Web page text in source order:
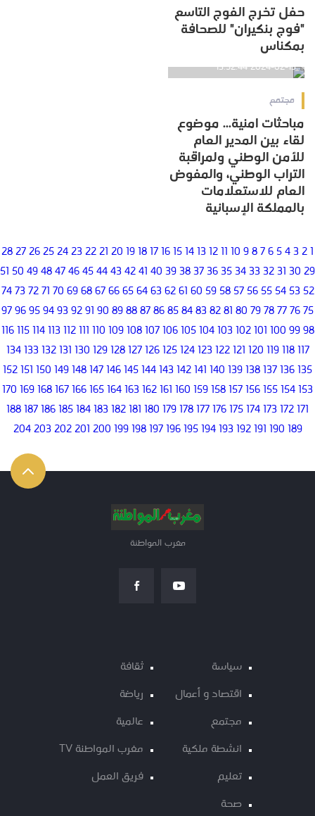
حفل تخرج الفوج التاسع
"فوج بنكيران" للصحافة
بمكناس
2024-02-13 13:52:44
مجتمع
مباحثات امنية... موضوع
لقاء بين المدير العام
للأمن الوطني ولمراقبة
التراب الوطني، والمفوض
العام للاستعلامات
بالمملكة الإسبانية
1
2
3
4
5
6
7
8
9
10
11
12
13
14
15
16
17
18
19
20
21
22
23
24
25
26
27
28
29
30
31
32
33
34
35
36
37
38
39
40
41
42
43
44
45
46
47
48
49
50
51
52
53
54
55
56
57
58
59
60
61
62
63
64
65
66
67
68
69
70
71
72
73
74
75
76
77
78
79
80
81
82
83
84
85
86
87
88
89
90
91
92
93
94
95
96
97
98
99
100
101
102
103
104
105
106
107
108
109
110
111
112
113
114
115
116
117
118
119
120
121
122
123
124
125
126
127
128
129
130
131
132
133
134
135
136
137
138
139
140
141
142
143
144
145
146
147
148
149
150
151
152
153
154
155
156
157
158
159
160
161
162
163
164
165
166
167
168
169
170
171
172
173
174
175
176
177
178
179
180
181
182
183
184
185
186
187
188
189
190
191
192
193
194
195
196
197
198
199
200
201
202
203
204
مغرب المواطنة
سياسة
اقتصاد و أعمال
مجتمع
انشطة ملكية
تعليم
صحة
ثقافة
رياضة
عالمية
مغرب المواطنة TV
فريق العمل